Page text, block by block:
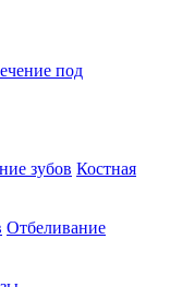
под
зубов Костная
Отбеливание